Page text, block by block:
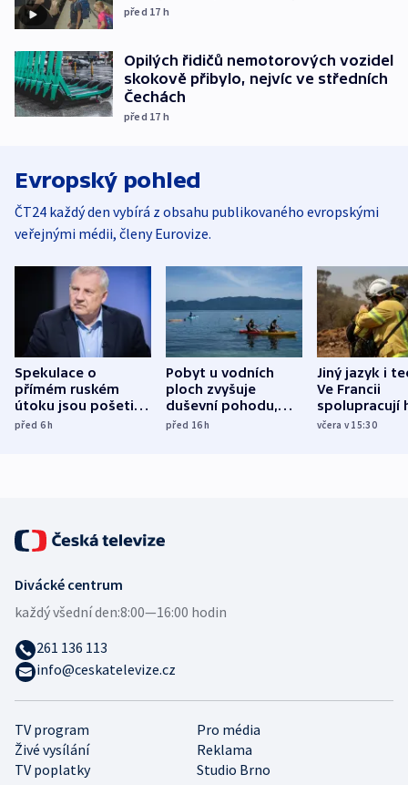
před 17 h
Opilých řidičů nemotorových vozidel
skokově přibylo, nejvíc ve středních
Čechách
před 17 h
Evropský pohled
ČT24 každý den vybírá z obsahu publikovaného evropskými
veřejnými médii, členy Eurovize.
Spekulace o
přímém ruském
útoku jsou pošetilé,
míní estonský
před 6h
Pobyt u vodních
ploch zvyšuje
duševní pohodu,
ukázala
před 16h
Jiný jazyk i
Ve Francii
spolupracují
různých zemí
včera v 15:30
TV program
Pro média
Živé vysílání
Reklama
TV poplatky
Studio Brno
Divácké centrum
každý všední den:8:00—16:00 hodin
261 136 113
info@ceskatelevize.cz